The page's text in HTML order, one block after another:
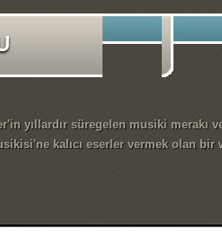
yıllardır süregelen musiki merakı
kalıcı eserler vermek olan bir